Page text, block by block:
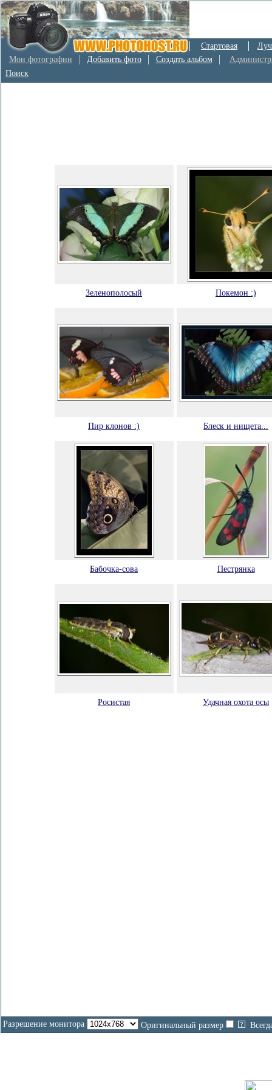
Стартовая
Мои фотографии
Добавить фото Создать альбом
Поиск
Зеленополосый Покемон :)
Пир клонов :) Блеск и нищета...
Бабочка-сова Пестрянка
Росистая Удачная охота осы
Разрешение монитора Оригинальный размер